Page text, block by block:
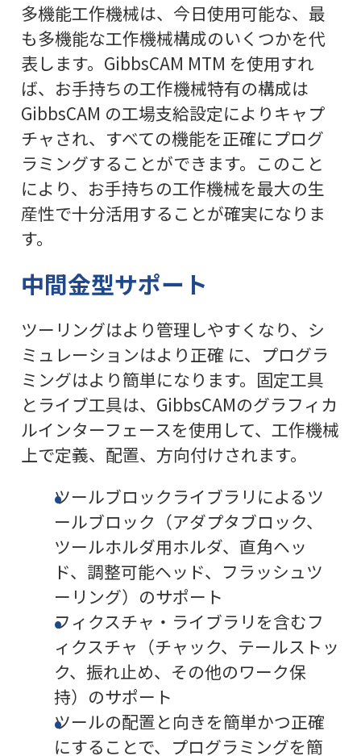
多機能工作機械は、今日使用可能な、最
も多機能な工作機械構成のいくつかを代
表します。GibbsCAM MTM を使用すれ
ば、お手持ちの工作機械特有の構成は
GibbsCAM の工場支給設定によりキャプ
チャされ、すべての機能を正確にプログ
ラミングすることができます。このこと
により、お手持ちの工作機械を最大の生
産性で十分活用することが確実になりま
す。
中間金型サポート
ツーリングはより管理しやすくなり、シ
ミュレーションはより正確 に、プログラ
ミングはより簡単になります。固定工具
とライブ工具は、GibbsCAMのグラフィカ
ルインターフェースを使用して、工作機械
上で定義、配置、方向付けされます。
ツールブロックライブラリによるツ
ールブロック（アダプタブロック、
ツールホルダ用ホルダ、直角ヘッ
ド、調整可能ヘッド、フラッシュツ
ーリング）のサポート
フィクスチャ・ライブラリを含むフ
ィクスチャ（チャック、テールストッ
ク、振れ止め、その他のワーク保
持）のサポート
ツールの配置と向きを簡単かつ正確
にすることで、プログラミングを簡